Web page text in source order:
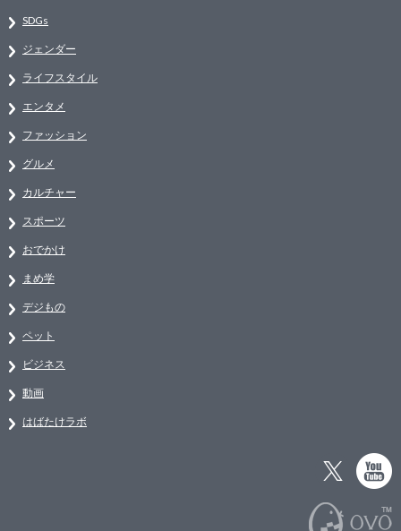
SDGs
ジェンダー
ライフスタイル
エンタメ
ファッション
グルメ
カルチャー
スポーツ
おでかけ
まめ学
デジもの
ペット
ビジネス
動画
はばたけラボ